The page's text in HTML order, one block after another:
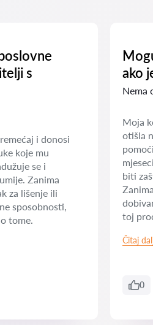
s
i donosi
koje mu
se i
Zanima
za lišenje ili
sposobnosti,
tome.
ako
Nema
Moja
otišla
biti
toj
Čitaj
0